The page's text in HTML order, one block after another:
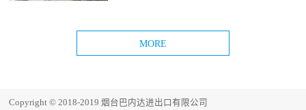
Copyright © 2018-2019 烟台巴内达进出口有限公司